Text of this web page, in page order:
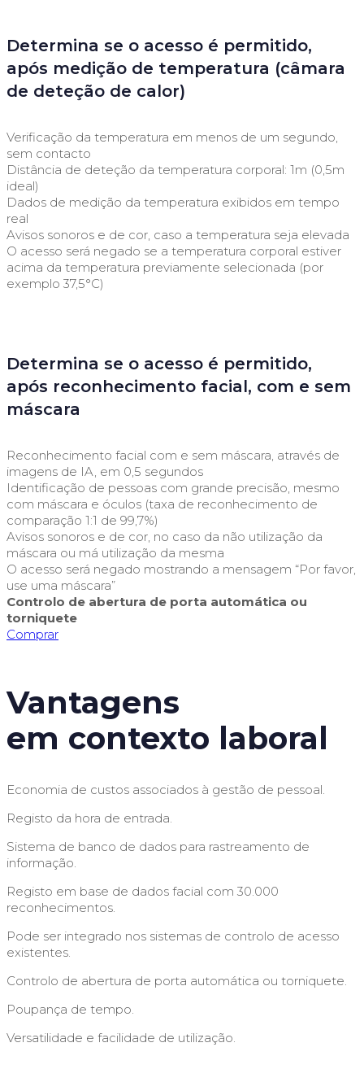
Determina se o acesso é permitido,
após medição de temperatura (câmara
de deteção de calor)
Verificação da temperatura em menos de um segundo,
sem contacto
Distância de deteção da temperatura corporal: 1m (0,5m
ideal)
Dados de medição da temperatura exibidos em tempo
real
Avisos sonoros e de cor, caso a temperatura seja elevada
O acesso será negado se a temperatura corporal estiver
acima da temperatura previamente selecionada (por
exemplo 37,5°C)
Determina se o acesso é permitido,
após reconhecimento facial, com e sem
máscara
Reconhecimento facial com e sem máscara, através de
imagens de IA, em 0,5 segundos
Identificação de pessoas com grande precisão, mesmo
com máscara e óculos (taxa de reconhecimento de
comparação 1:1 de 99,7%)
Avisos sonoros e de cor, no caso da não utilização da
máscara ou má utilização da mesma
O acesso será negado mostrando a mensagem “Por favor,
use uma máscara”
Controlo de abertura de porta automática ou
torniquete
Comprar
Vantagens
em contexto laboral
Economia de custos associados à gestão de pessoal.
Registo da hora de entrada.
Sistema de banco de dados para rastreamento de
informação.
Registo em base de dados facial com 30.000
reconhecimentos.
Pode ser integrado nos sistemas de controlo de acesso
existentes.
Controlo de abertura de porta automática ou torniquete.
Poupança de tempo.
Versatilidade e facilidade de utilização.